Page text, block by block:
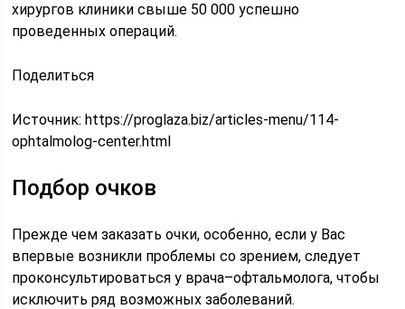
хирургов клиники свыше 50 000 успешно
проведенных операций.
Поделиться
Источник:https://proglaza.biz/articles-menu/114-
ophtalmolog-center.html
Подбор очков
Прежде чем заказать очки, особенно, если у Вас
впервые возникли проблемы со зрением, следует
проконсультироваться у врача–офтальмолога, чтобы
исключить ряд возможных заболеваний.